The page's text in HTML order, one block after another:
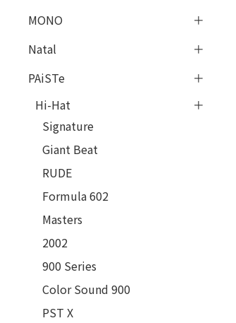
MONO
Natal
PAiSTe
Hi-Hat
Signature
Giant Beat
RUDE
Formula 602
Masters
2002
900 Series
Color Sound 900
PST X